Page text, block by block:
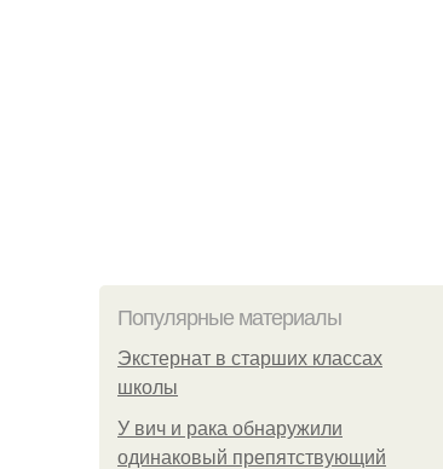
Популярные материалы
Экстернат в старших классах
школы
У вич и рака обнаружили
одинаковый препятствующий